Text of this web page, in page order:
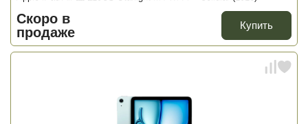
Скоро в
продаже
Купить